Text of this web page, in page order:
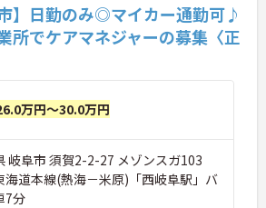
市】日勤のみ◎マイカー通勤可♪
所でケアマネジャーの募集〈正
万円～30.0万円
岐阜市 須賀2-2-27 メゾンスガ103
海道本線(熱海－米原)「西岐阜駅」バ
7分